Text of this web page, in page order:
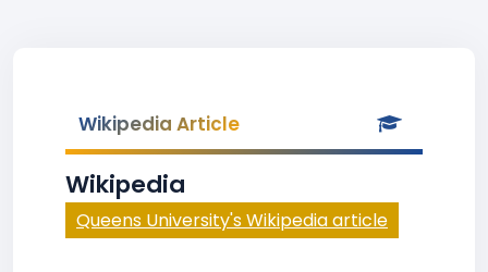
Wikipedia Article
Wikipedia
Queens University's Wikipedia article